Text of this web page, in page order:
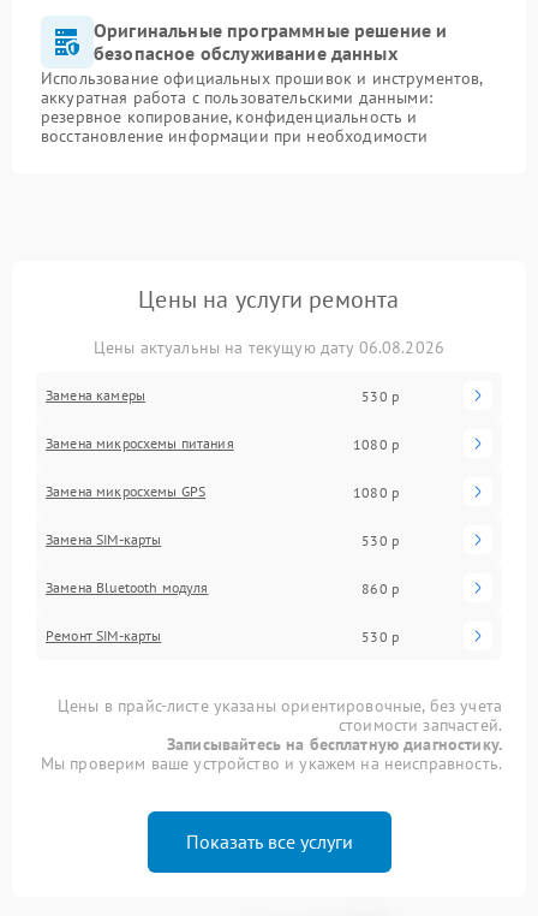
Оригинальные программные решение и
безопасное обслуживание данных
Использование официальных прошивок и инструментов,
аккуратная работа с пользовательскими данными:
резервное копирование, конфиденциальность и
восстановление информации при необходимости
Цены на услуги ремонта
Цены актуальны на текущую дату 06.08.2026
Замена камеры 530 р
Замена микросхемы питания 1080 р
Замена микросхемы GPS 1080 р
Замена SIM-карты 530 р
Замена Bluetooth модуля 860 р
Ремонт SIM-карты 530 р
Цены в прайс-листе указаны ориентировочные, без учета
стоимости запчастей.
Записывайтесь на бесплатную диагностику.
Мы проверим ваше устройство и укажем на неисправность.
Показать все услуги